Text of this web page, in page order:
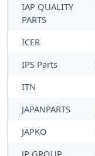
IAP QUALITY
PARTS
ICER
IPS Parts
ITN
JAPANPARTS
JAPKO